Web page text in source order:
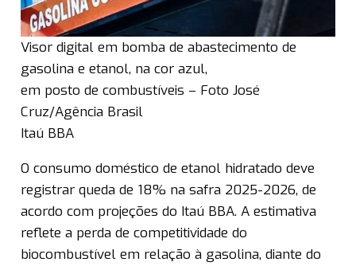
Visor digital em bomba de abastecimento de
gasolina e etanol, na cor azul,
em posto de combustíveis – Foto José
Cruz/Agência Brasil
Itaú BBA
O consumo doméstico de etanol hidratado deve
registrar queda de 18% na safra 2025-2026, de
acordo com projeções do Itaú BBA. A estimativa
reflete a perda de competitividade do
biocombustível em relação à gasolina, diante do